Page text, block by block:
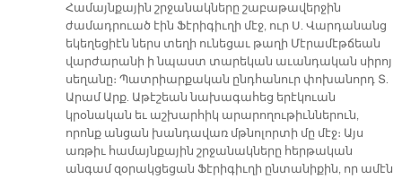
Համայնքային շրջանակները շաբաթավերջին
ժամադրուած էին Ֆէրիգիւղի մէջ, ուր Ս. Վարդանանց
եկեղեցիէն ներս տեղի ունեցաւ թաղի Մէրամէթճեան
վարժարանի ի նպաստ տարեկան աւանդական սիրոյ
սեղանը։ Պատրիարքական ընդհանուր փոխանորդ Տ.
Արամ Արք. Աթէշեան նախագահեց երէկուան
կրօնական եւ աշխարհիկ արարողութիւններուն,
որոնք անցան խանդավառ մթնոլորտի մը մէջ։ Այս
առթիւ համայնքային շրջանակները հերթական
անգամ զօրակցեցան Ֆէրիգիւղի ընտանիքին, որ ամէն